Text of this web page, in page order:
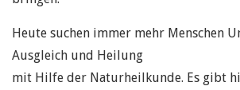
Heute suchen immer mehr Menschen
Ausgleich und Heilung
mit Hilfe der Naturheilkunde. Es gibt